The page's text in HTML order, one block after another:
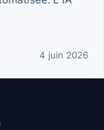
4 juin 2026